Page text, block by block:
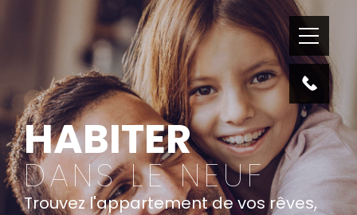
HABITER
DANS LE NEUF
Trouvez l'appartement de vos rêves,